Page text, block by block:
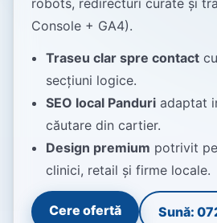
robots, redirecturi curate și
Console + GA4).
Traseu clar spre contact
secțiuni logice.
SEO local Panduri adaptat
căutare din cartier.
Design premium potrivit
clinici, retail și firme locale.
Cere ofertă Sună: